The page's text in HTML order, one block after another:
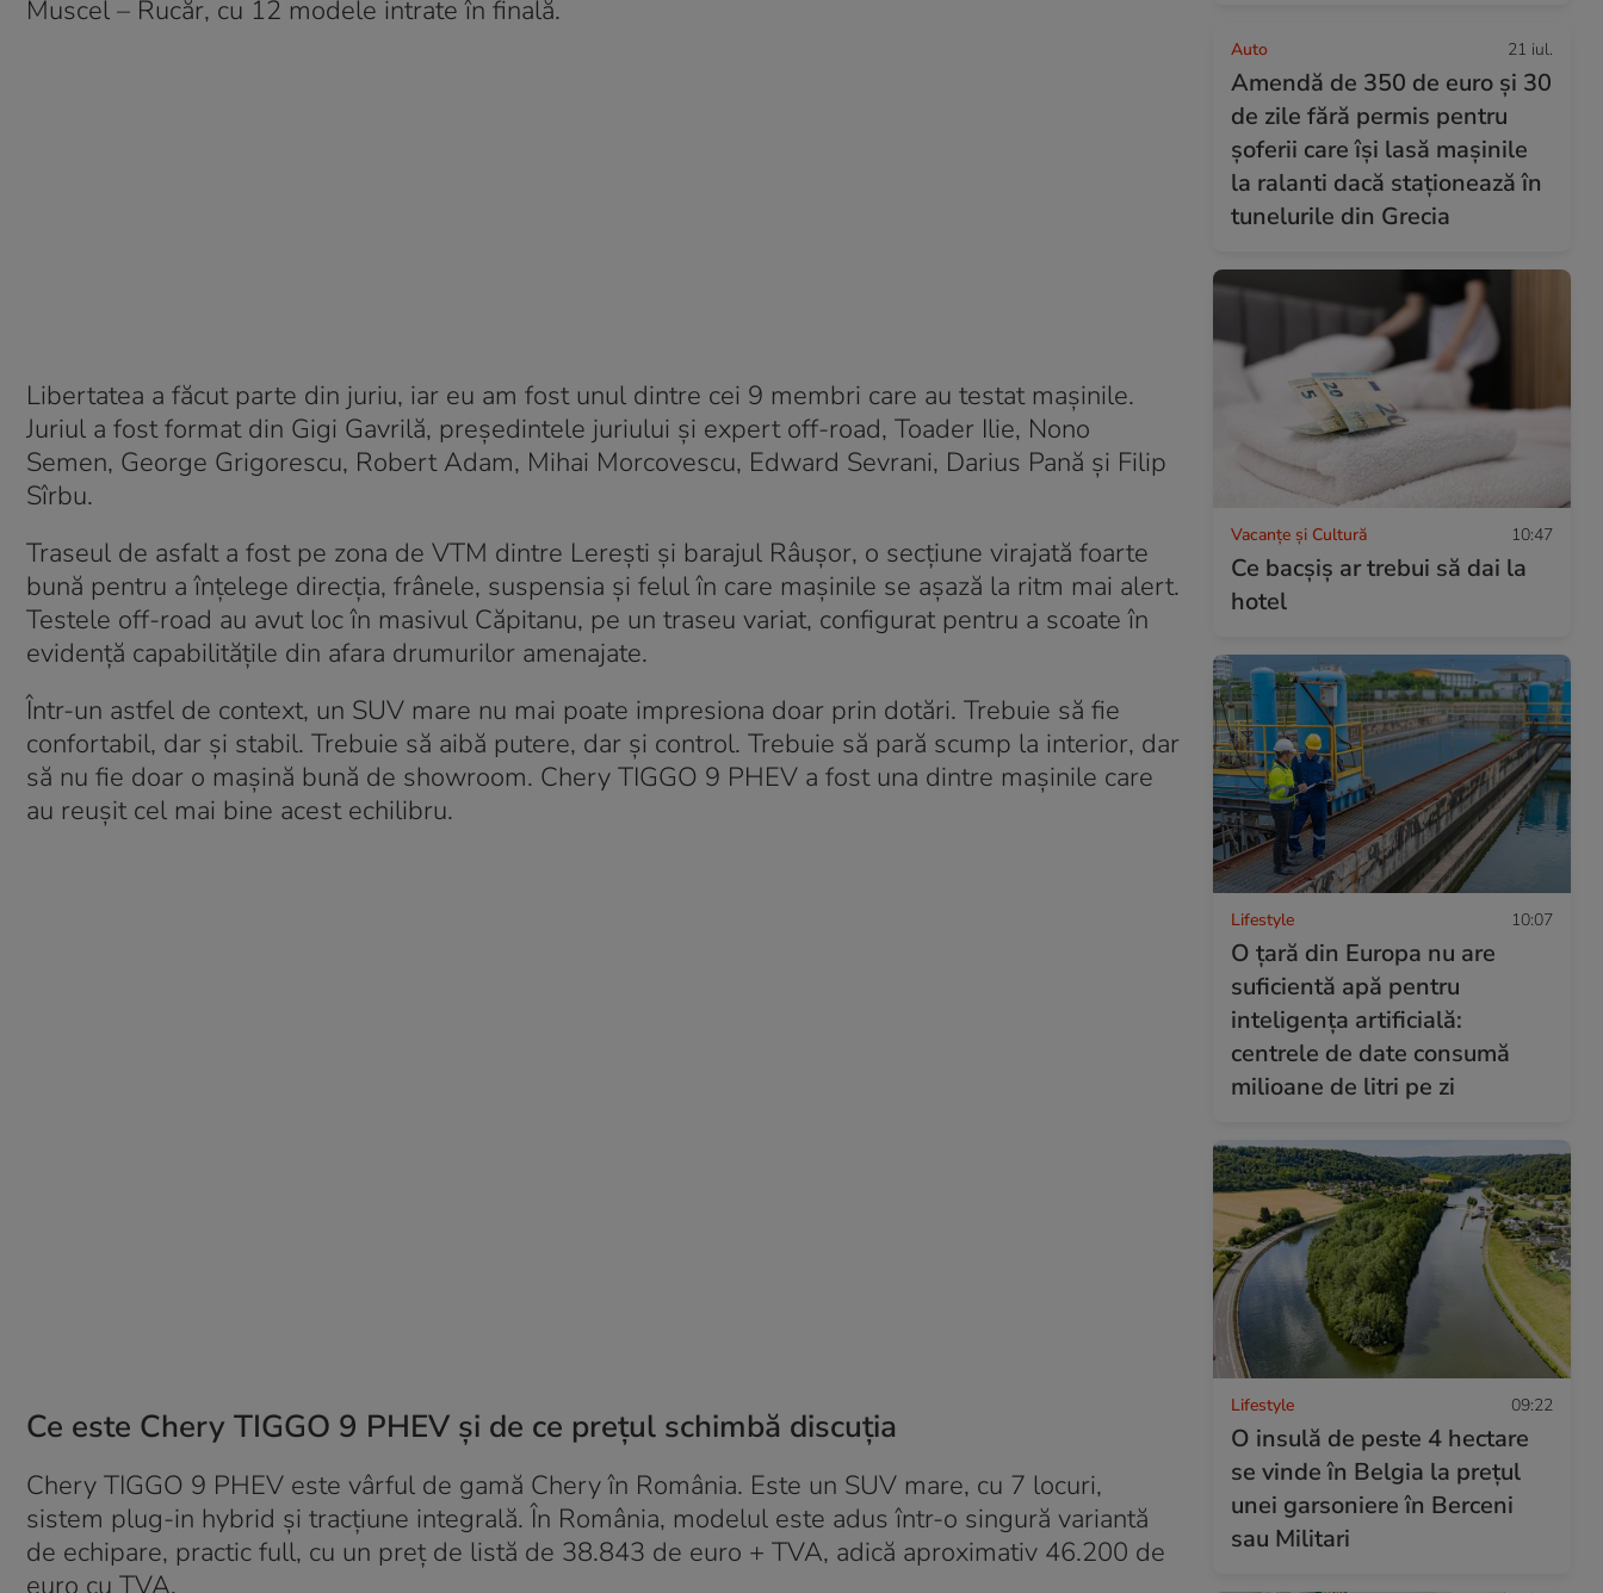
Muscel – Rucăr, cu 12 modele intrate în finală.
Libertatea a făcut parte din juriu, iar eu am fost unul dintre cei 9 membri care au testat mașinile.
Juriul a fost format din Gigi Gavrilă, președintele juriului și expert off-road, Toader Ilie, Nono
Semen, George Grigorescu, Robert Adam, Mihai Morcovescu, Edward Sevrani, Darius Pană și Filip
Sîrbu.
Traseul de asfalt a fost pe zona de VTM dintre Lerești și barajul Râușor, o secțiune virajată foarte
bună pentru a înțelege direcția, frânele, suspensia și felul în care mașinile se așază la ritm mai alert.
Testele off-road au avut loc în masivul Căpitanu, pe un traseu variat, configurat pentru a scoate în
evidență capabilitățile din afara drumurilor amenajate.
Într-un astfel de context, un SUV mare nu mai poate impresiona doar prin dotări. Trebuie să fie
confortabil, dar și stabil. Trebuie să aibă putere, dar și control. Trebuie să pară scump la interior, dar
să nu fie doar o mașină bună de showroom. Chery TIGGO 9 PHEV a fost una dintre mașinile care
au reușit cel mai bine acest echilibru.
Ce este Chery TIGGO 9 PHEV și de ce prețul schimbă discuția
Chery TIGGO 9 PHEV este vârful de gamă Chery în România. Este un SUV mare, cu 7 locuri,
sistem plug-in hybrid și tracțiune integrală. În România, modelul este adus într-o singură variantă
de echipare, practic full, cu un preț de listă de 38.843 de euro + TVA, adică aproximativ 46.200 de
euro cu TVA.
Auto 21 iul.
Amendă de 350 de euro și 30
de zile fără permis pentru
șoferii care își lasă mașinile
la ralanti dacă staționează în
tunelurile din Grecia
Vacanțe și Cultură 10:47
Ce bacşiş ar trebui să dai la
hotel
Lifestyle 10:07
O țară din Europa nu are
suficientă apă pentru
inteligența artificială:
centrele de date consumă
milioane de litri pe zi
Lifestyle 09:22
O insulă de peste 4 hectare
se vinde în Belgia la prețul
unei garsoniere în Berceni
sau Militari